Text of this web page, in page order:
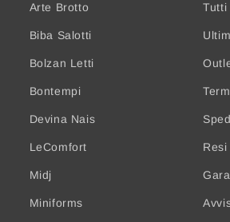
Arte Brotto
Biba Salotti
Bolzan Letti
Bontempi
Devina Nais
LeComfort
Midj
Miniforms
Tutti